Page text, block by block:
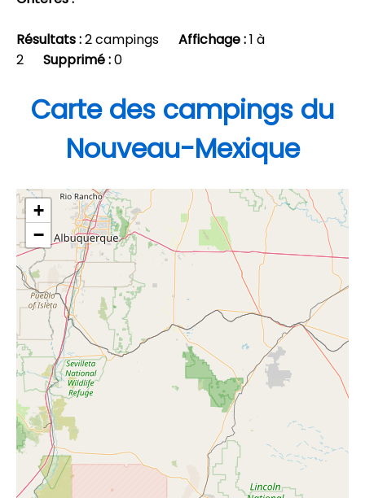
Résultats :2 campings Affichage :1 à
2 Supprimé :0
Carte des campings du
Nouveau-Mexique
+
−